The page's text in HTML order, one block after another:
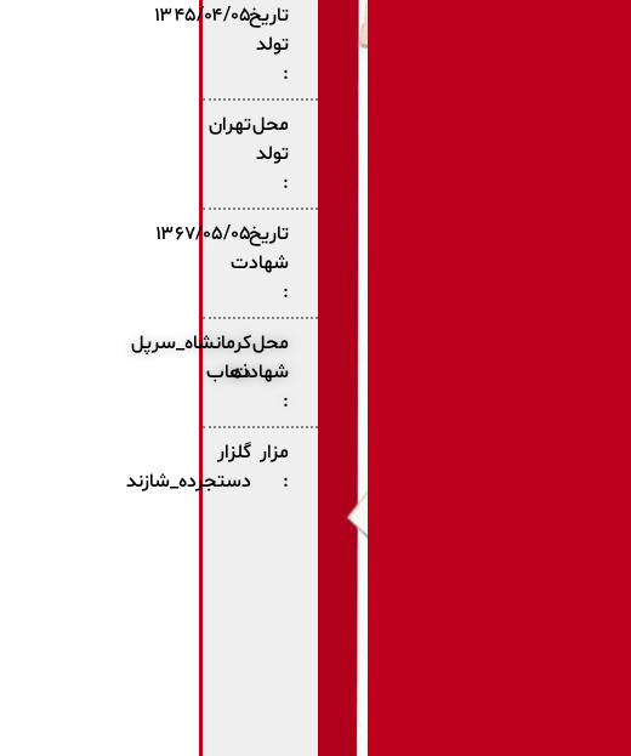
تاریخ
تولد
:
۱۳۴۵/۰۴/۰۵
محل
تولد
:
تهران
تاریخ
شهادت
:
۱۳۶۷/۰۵/۰۵
محل
شهادت
:
کرمانشاه_سرپل
ذهاب
مزار
:
گلزار
دستجرده_شازند